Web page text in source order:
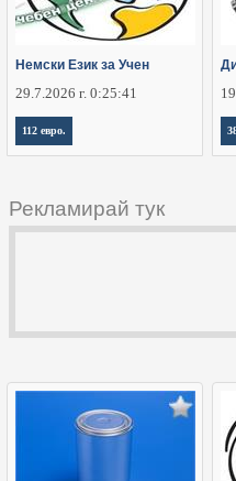
Немски Език за Учен
29.7.2026 г. 0:25:41
112 евро.
Рекламирай тук